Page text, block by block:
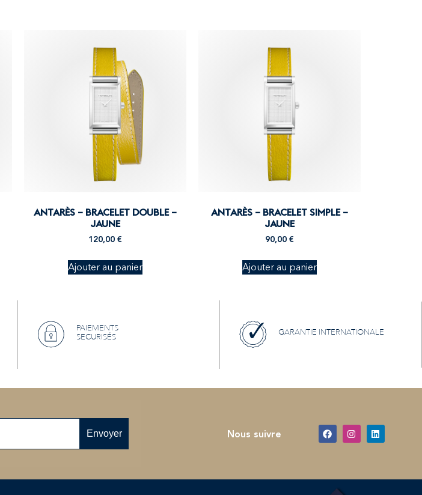
ANTARÈS – BRACELET DOUBLE –
JAUNE
120,00 €
Ajouter au panier
ANTARÈS – BRACELET SIMPLE –
JAUNE
90,00 €
Ajouter au panier
PAIEMENTS
SECURISÉS
GARANTIE INTERNATIONALE
Envoyer Nous suivre